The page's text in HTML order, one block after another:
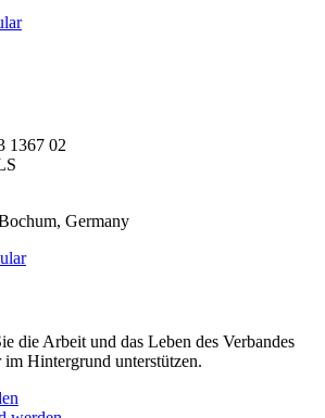
1367 02
Germany
die Arbeit und das Leben des Ver­ban­des
Hin­ter­grund unter­stüt­zen.